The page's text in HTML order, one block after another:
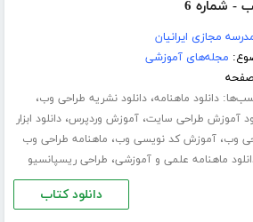
- شماره 6
مجازی ایرانیان
مجله‌های آموزشی
دانلود ماهنامه،دانلود نشریه طراحی وب،
آموزش طراحی سایت،آموزش وردپرس،دانلود ابزار
وب،آموزش کد نویسی وب، ماهنامه طراحی وب
ماهنامه علمی و آموزشی، طراحی ریسپانسیو
دانلود کتاب